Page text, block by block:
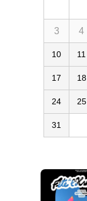
3 4
10 11
17 18
24 25
31